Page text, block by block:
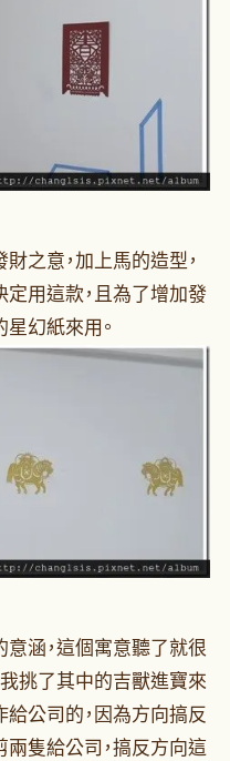
之意，加上馬的造型，
用這款，且為了增加發
幻紙來用。
涵，這個寓意聽了就很
挑了其中的吉獸進寶來
公司的，因為方向搞反
兩隻給公司，搞反方向這